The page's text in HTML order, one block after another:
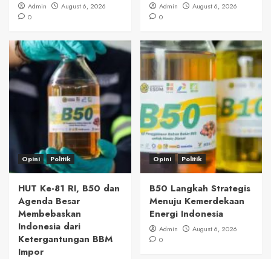
Admin
August 6, 2026
0
Admin
August 6, 2026
0
Opini Politik
HUT Ke-81 RI, B50 dan
Agenda Besar
Membebaskan
Indonesia dari
Ketergantungan BBM
Impor
Opini Politik
B50 Langkah Strategis
Menuju Kemerdekaan
Energi Indonesia
Admin
August 6, 2026
0